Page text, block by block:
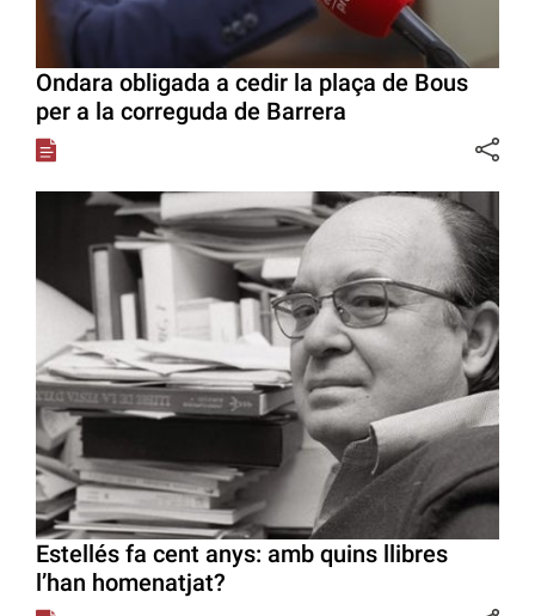
Ondara obligada a cedir la plaça de Bous
per a la correguda de Barrera
Estellés fa cent anys: amb quins llibres
l’han homenatjat?